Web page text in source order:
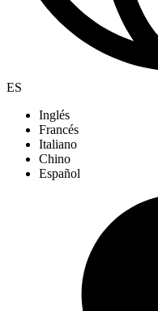
ES
Inglés
Francés
Italiano
Chino
Español